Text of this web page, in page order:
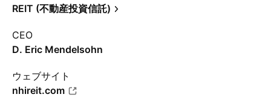
REIT (不動産投資信託)
CEO
D. Eric Mendelsohn
ウェブサイト
nhireit.com